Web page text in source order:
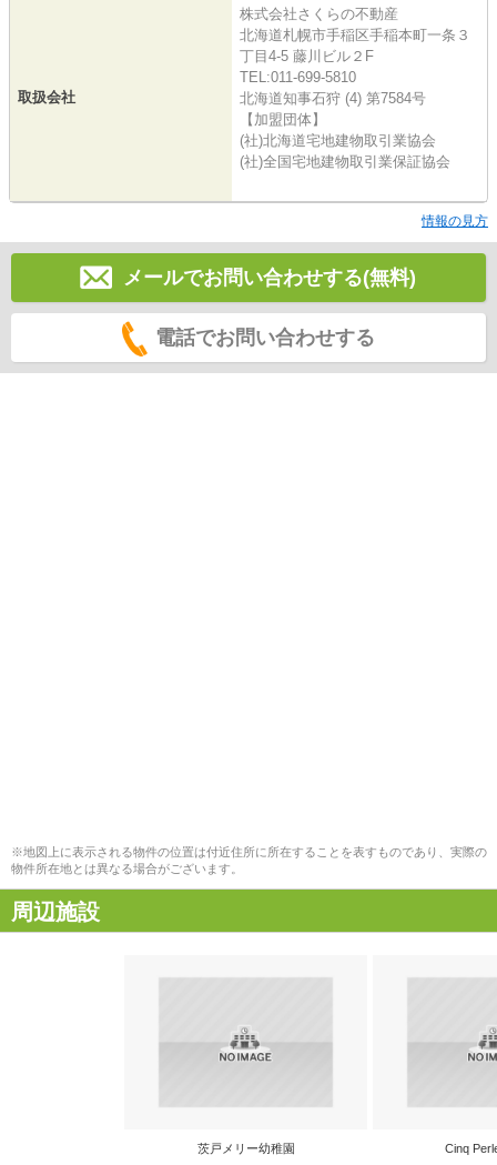
取扱会社
株式会社さくらの不動産
北海道札幌市手稲区手稲本町一条３
丁目4-5 藤川ビル２F
TEL:011-699-5810
北海道知事石狩 (4) 第7584号
【加盟団体】
(社)北海道宅地建物取引業協会
(社)全国宅地建物取引業保証協会
情報の見方
メールでお問い合わせする(無料)
電話でお問い合わせする
※地図上に表示される物件の位置は付近住所に所在することを表すものであり、実際の
物件所在地とは異なる場合がございます。
周辺施設
茨戸メリー幼稚園 Cinq